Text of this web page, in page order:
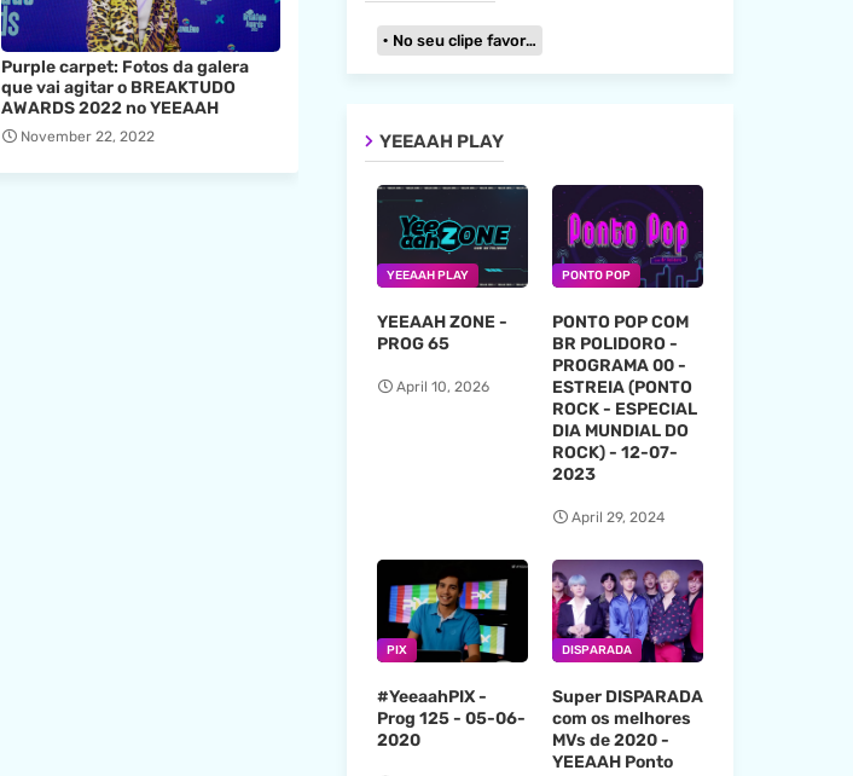
Purple carpet: Fotos da galera
que vai agitar o BREAKTUDO
AWARDS 2022 no YEEAAH
November 22, 2022
No seu clipe favorito
YEEAAH PLAY
YEEAAH PLAY
YEEAAH ZONE -
PROG 65
April 10, 2026
PONTO POP
PONTO POP COM
BR POLIDORO -
PROGRAMA 00 -
ESTREIA (PONTO
ROCK - ESPECIAL
DIA MUNDIAL DO
ROCK) - 12-07-
2023
April 29, 2024
PIX
#YeeaahPIX -
Prog 125 - 05-06-
2020
DISPARADA
Super DISPARADA
com os melhores
MVs de 2020 -
YEEAAH Ponto